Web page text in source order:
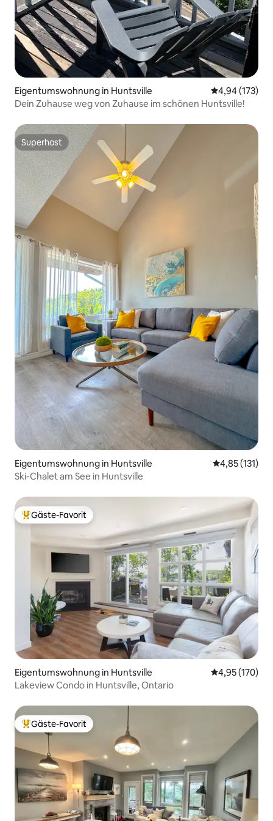
Eigentumswohnung in Huntsville
4,94 (173)
Dein Zuhause weg von Zuhause im schönen Huntsville!
Superhost
Superhost
Eigentumswohnung in Huntsville
4,85 (131)
Ski-Chalet am See in Huntsville
Beliebter Gäste-Favorit.
Gäste-Favorit
Eigentumswohnung in Huntsville
4,95 (170)
Lakeview Condo in Huntsville, Ontario
Beliebter Gäste-Favorit.
Gäste-Favorit